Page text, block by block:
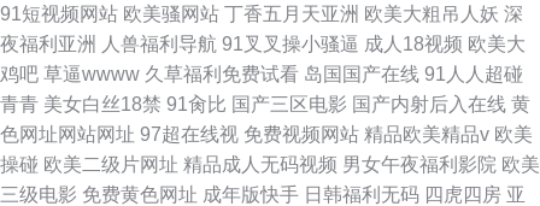
91短视频网站 欧美骚网站 丁香五月天亚洲 欧美大粗吊人妖 深
夜福利亚洲
人兽福利导航 91叉叉操小骚逼 成人18视频 欧美大
鸡吧 草逼wwww 久草福利免费试看 岛国国产在线 91人人超碰
青青 美女白丝18禁 91肏比 国产三区电影 国产内射后入在线 黄
色网址网站网址 97超在线视 免费视频网站 精品欧美精品v 欧美
操碰 欧美二级片网址 精品成人无码视频 男女午夜福利影院 欧美
三级电影 免费黄色网址 成年版快手 日韩福利无码 四虎四房 亚